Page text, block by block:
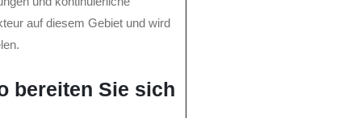
auf diesem Gebiet und wird
bereiten Sie sich